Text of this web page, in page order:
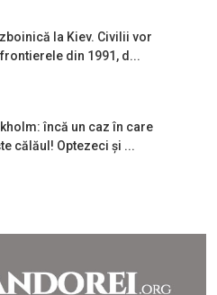
la Kiev. Civilii vor
din 1991, d...
încă un caz în care
călăul! Optezeci și ...